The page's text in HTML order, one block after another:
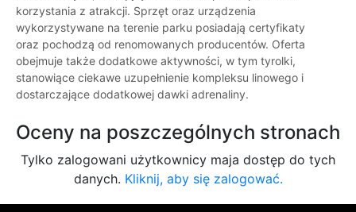
korzystania z atrakcji. Sprzęt oraz urządzenia
wykorzystywane na terenie parku posiadają certyfikaty
oraz pochodzą od renomowanych producentów. Oferta
obejmuje także dodatkowe aktywności, w tym tyrolki,
stanowiące ciekawe uzupełnienie kompleksu linowego i
dostarczające dodatkowej dawki adrenaliny.
Oceny na poszczególnych stronach
Tylko zalogowani użytkownicy maja dostęp do tych
danych. Kliknij, aby się zalogować.